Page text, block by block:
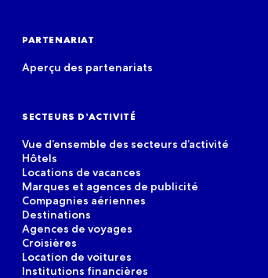
PARTENARIAT
Aperçu des partenariats
SECTEURS D’ACTIVITÉ
Vue d’ensemble des secteurs d’activité
Hôtels
Locations de vacances
Marques et agences de publicité
Compagnies aériennes
Destinations
Agences de voyages
Croisières
Location de voitures
Institutions financières